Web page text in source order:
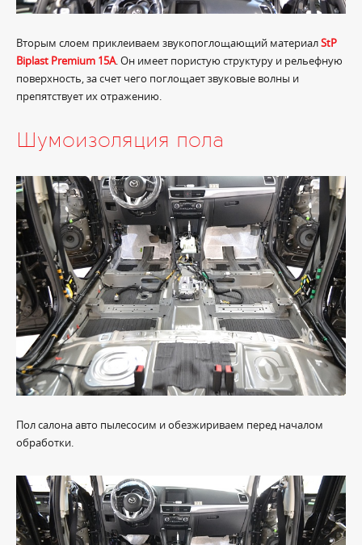
Вторым слоем приклеиваем звукопоглощающий материалStP
Biplast Premium 15A. Он имеет пористую структуру и рельефную
поверхность, за счет чего поглощает звуковые волны и
препятствует их отражению.
Шумоизоляция пола
Пол салона авто пылесосим и обезжириваем перед началом
обработки.